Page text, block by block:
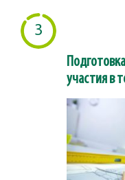
3
участия в